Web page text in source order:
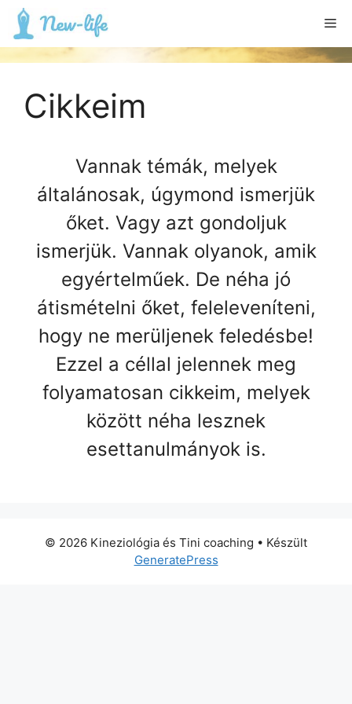
Kilépés
tartalomba
Cikkeim
Vannak témák, melyek
általánosak, úgymond ismerjük
őket. Vagy azt gondoljuk
ismerjük. Vannak olyanok, amik
egyértelműek. De néha jó
átismételni őket, feleleveníteni,
hogy ne merüljenek feledésbe!
Ezzel a céllal jelennek meg
folyamatosan cikkeim, melyek
között néha lesznek
esettanulmányok is.
© 2026 Kineziológia és Tini coaching • Készült
GeneratePress